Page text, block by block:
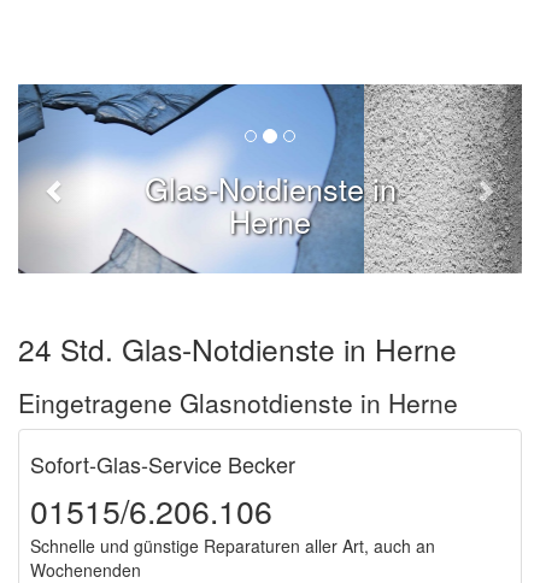
Glas-Notdienste in
Herne
24 Std. Glas-Notdienste in Herne
Eingetragene Glasnotdienste in Herne
Sofort-Glas-Service Becker
01515/6.206.106
Schnelle und günstige Reparaturen aller Art, auch an
Wochenenden